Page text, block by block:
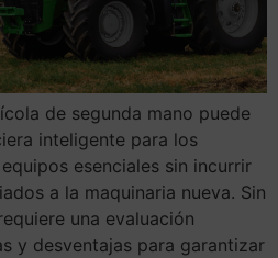
de segunda mano puede
inteligente para los
esenciales sin incurrir
a la maquinaria nueva. Sin
una evaluación
y desventajas para garantizar